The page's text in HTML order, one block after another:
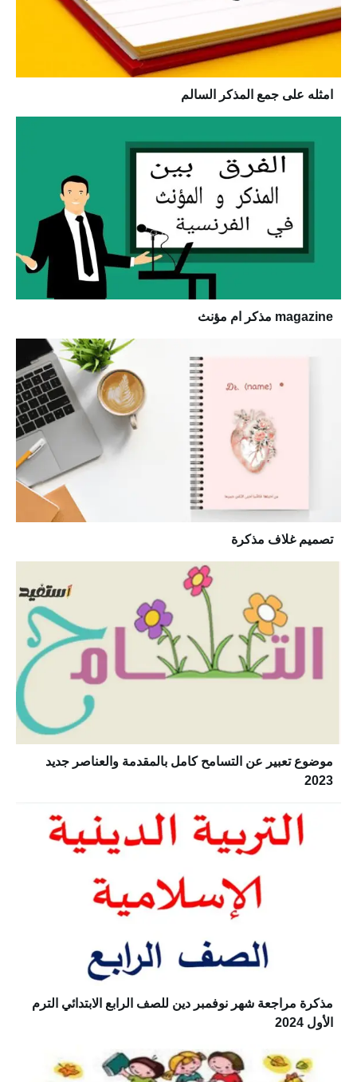
امثله على جمع المذكر السالم
magazine مذكر ام مؤنث
تصميم غلاف مذكرة
موضوع تعبير عن التسامح كامل بالمقدمة والعناصر جديد
2023
مذكرة مراجعة شهر نوفمبر دين للصف الرابع الابتدائي الترم
الأول 2024